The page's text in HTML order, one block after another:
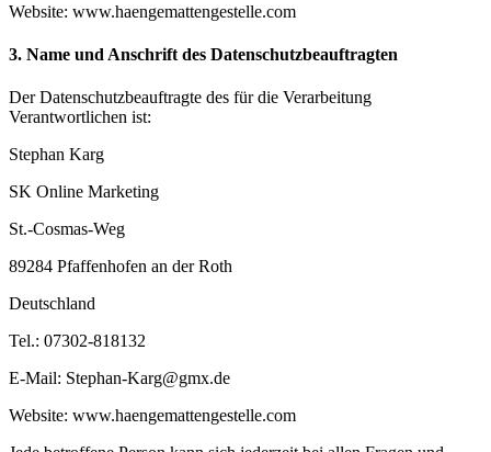
Website: www.haengemattengestelle.com
3. Name und Anschrift des Datenschutzbeauftragten
Der Datenschutzbeauftragte des für die Verarbeitung
Verantwortlichen ist:
Stephan Karg
SK Online Marketing
St.-Cosmas-Weg
89284 Pfaffenhofen an der Roth
Deutschland
Tel.: 07302-818132
E-Mail: Stephan-Karg@gmx.de
Website: www.haengemattengestelle.com